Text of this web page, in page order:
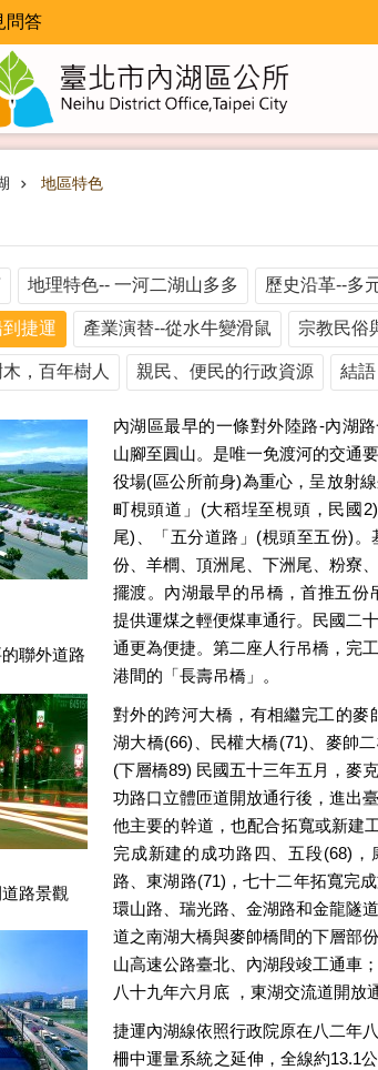
問答
地區特色
地理特色-- 一河二湖山多多 歷史沿革--多
捷運 產業演替--從水牛變滑鼠 宗教民俗
，百年樹人 親民、便民的行政資源 結語
內湖區最早的一條對外陸路-內湖
山腳至圓山。是唯一免渡河的交通
役場(區公所前身)為重心，呈放射
町梘頭道」(大稻埕至梘頭，民國
尾)、「五分道路」(梘頭至五份)
份、羊櫚、頂洲尾、下洲尾、粉寮
擺渡。內湖最早的吊橋，首推五
提供運煤之輕便煤車通行。民國二
通更為便捷。第二座人行吊橋，完
港間的「長壽吊橋」。
對外的跨河大橋，有相繼完工的麥
湖大橋(66)、民權大橋(71)、麥帥
(下層橋89) 民國五十三年五月，麥
功路口立體匝道開放通行後，進出
他主要的幹道，也配合拓寬或新建
完成新建的成功路四、五段(68)
路、東湖路(71)，七十二年拓寬完
環山路、瑞光路、金湖路和金龍隧
道之南湖大橋與麥帥橋間的下層部
山高速公路臺北、內湖段竣工通車
八十九年六月底 ，東湖交流道開放
捷運內湖線依照行政院原在八二年
柵中運量系統之延伸，全線約13.1
聯外道路
路景觀